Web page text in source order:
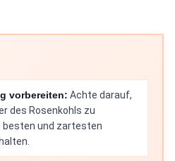
vorbereiten: Achte darauf,
des Rosenkohls zu
besten und zartesten